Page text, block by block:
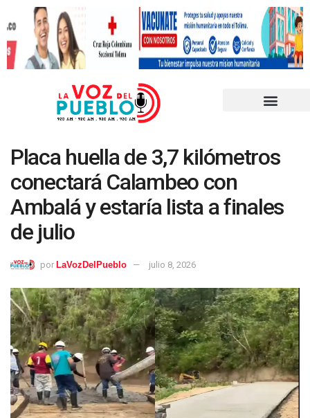
Placa huella de 3,7 kilómetros
conectará Calambeo con
Ambalá y estaría lista a finales
de julio
por LaVozDelPueblo julio 8, 2026